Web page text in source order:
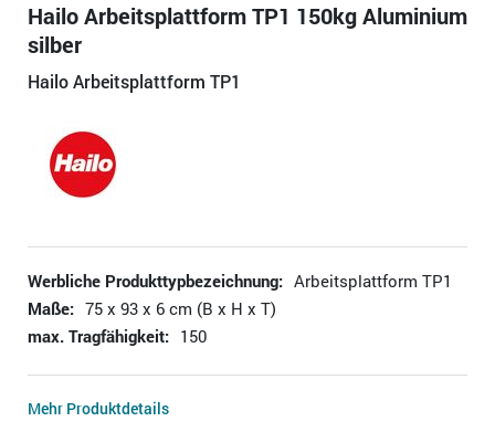
Hailo Arbeitsplattform TP1 150kg Aluminium
silber
Hailo Arbeitsplattform TP1
Werbliche Produkttypbezeichnung: Arbeitsplattform TP1
Maße: 75 x 93 x 6 cm (B x H x T)
max. Tragfähigkeit: 150
Mehr Produktdetails